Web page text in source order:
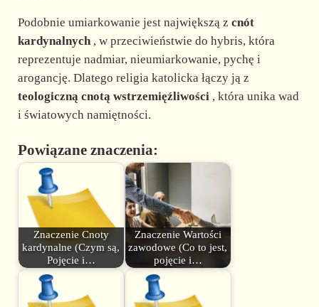
Podobnie umiarkowanie jest największą z cnót
kardynalnych, w przeciwieństwie do hybris, która
reprezentuje nadmiar, nieumiarkowanie, pychę i
arogancję. Dlatego religia katolicka łączy ją z
teologiczną cnotą wstrzemięźliwości, która unika wad
i światowych namiętności.
Powiązane znaczenia:
Znaczenie Cnoty
kardynalne (Czym są,
Pojęcie i…
Znaczenie Wartości
zawodowe (Co to jest,
pojęcie i…